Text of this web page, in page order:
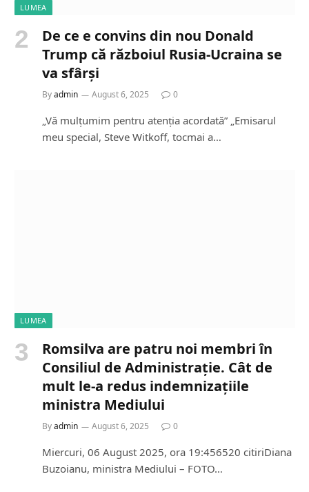
LUMEA
De ce e convins din nou Donald
Trump că războiul Rusia-Ucraina se
va sfârși
Byadmin August 6, 2025 0
„Vă mulțumim pentru atenția acordată” „Emisarul
meu special, Steve Witkoff, tocmai a…
LUMEA
Romsilva are patru noi membri în
Consiliul de Administrație. Cât de
mult le-a redus indemnizațiile
ministra Mediului
Byadmin August 6, 2025 0
Miercuri, 06 August 2025, ora 19:456520 citiriDiana
Buzoianu, ministra Mediului – FOTO…